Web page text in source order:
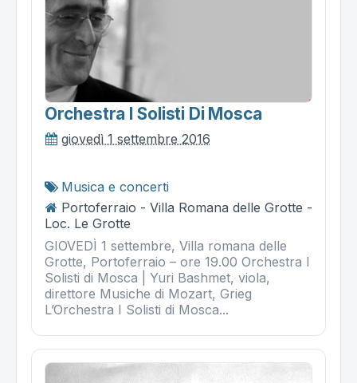
Orchestra I Solisti Di Mosca
giovedì 1 settembre 2016
Musica e concerti
Portoferraio - Villa Romana delle Grotte -
Loc. Le Grotte
GIOVEDÌ 1 settembre, Villa romana delle
Grotte, Portoferraio – ore 19.00 Orchestra I
Solisti di Mosca | Yuri Bashmet, viola,
direttore Musiche di Mozart, Grieg
L’Orchestra I Solisti di Mosca...